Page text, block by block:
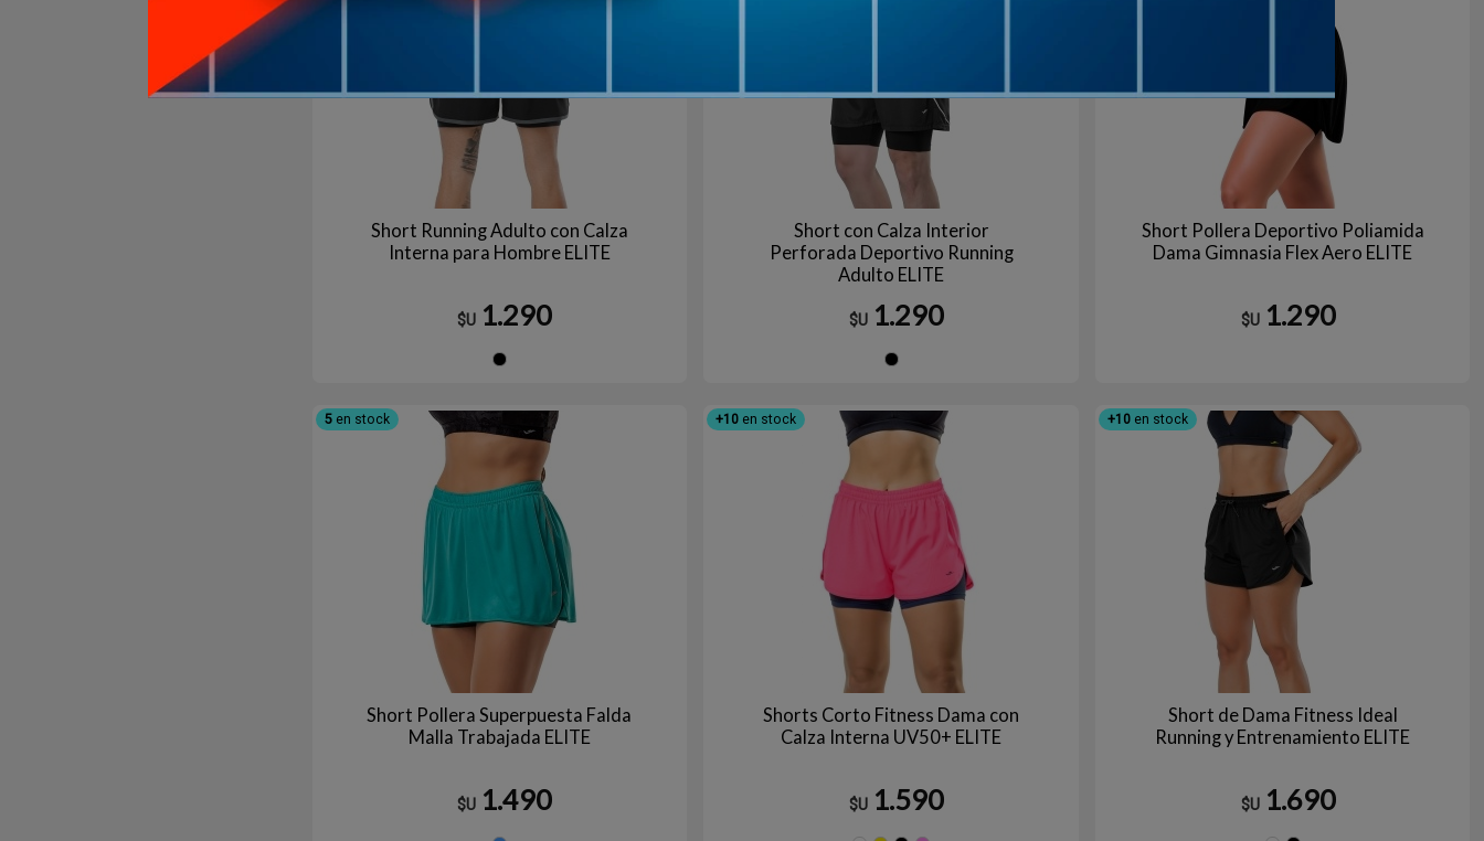
Short Running Adulto con Calza
Interna para Hombre ELITE
$U 1.290
Short con Calza Interior
Perforada Deportivo Running
Adulto ELITE
$U 1.290
Short Pollera Deportivo Poliamida
Dama Gimnasia Flex Aero ELITE
$U 1.290
5en stock
Short Pollera Superpuesta Falda
Malla Trabajada ELITE
$U 1.490
+10 en stock
Shorts Corto Fitness Dama con
Calza Interna UV50+ ELITE
$U 1.590
+10en stock
Short de Dama Fitness Ideal
Running y Entrenamiento ELITE
$U 1.690